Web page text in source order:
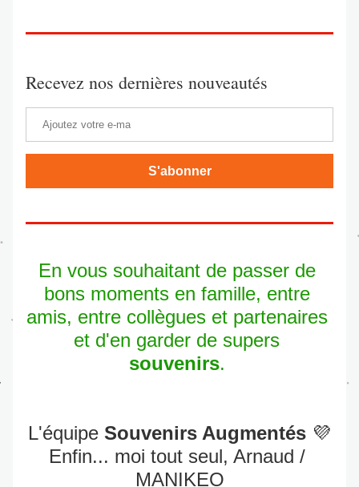
Recevez nos dernières nouveautés
S'abonner
En vous souhaitant de passer de
bons moments en famille, entre
amis, entre collègues et partenaires
souvenirs.
L'équipe Souvenirs Augmentés 💜
Enfin... moi tout seul, Arnaud /
MANIKEO